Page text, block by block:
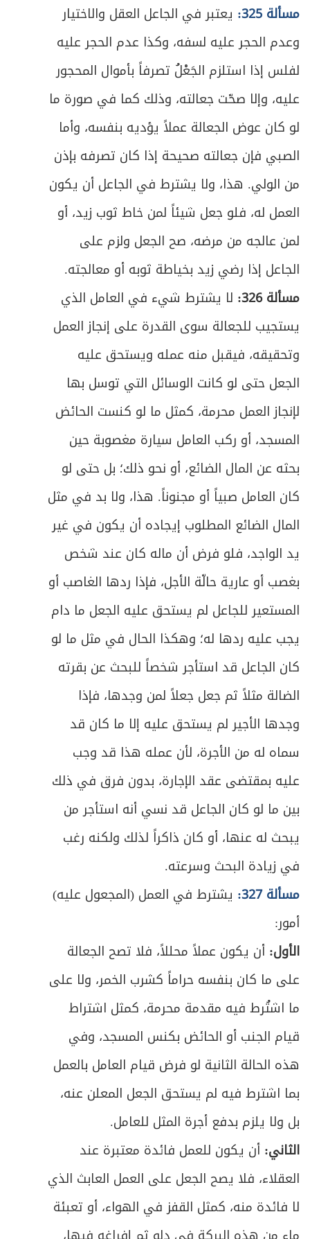
مسألة 325:
يعتبر في الجاعل العقل والاختيار
وعدم الحجر عليه لسفه، وكذا عدم الحجر عليه
لفلس إذا استلزم الجَعْلُ تصرفاً بأموال المحجور
عليه، وإلا صحّت جعالته، وذلك كما في صورة ما
لو كان عوض الجعالة عملاً يؤديه بنفسه، وأما
الصبي فإن جعالته صحيحة إذا كان تصرفه بإذن
من الولي. هذا، ولا يشترط في الجاعل أن يكون
العمل له، فلو جعل شيئاً لمن خاط ثوب زيد، أو
لمن عالجه من مرضه، صح الجعل ولزم على
الجاعل إذا رضي زيد بخياطة ثوبه أو معالجته.
مسألة 326:
لا يشترط شيء في العامل الذي
يستجيب للجعالة سوى القدرة على إنجاز العمل
وتحقيقه، فيقبل منه عمله ويستحق عليه
الجعل حتى لو كانت الوسائل التي توسل بها
لإنجاز العمل محرمة، كمثل ما لو كنست الحائض
المسجد، أو ركب العامل سيارة مغصوبة حين
بحثه عن المال الضائع، أو نحو ذلك؛ بل حتى لو
كان العامل صبياً أو مجنوناً. هذا، ولا بد في مثل
المال الضائع المطلوب إيجاده أن يكون في غير
يد الواجد، فلو فرض أن ماله كان عند شخص
بغصب أو عارية حالّة الأجل، فإذا ردها الغاصب أو
المستعير للجاعل لم يستحق عليه الجعل ما دام
يجب عليه ردها له؛ وهكذا الحال في مثل ما لو
كان الجاعل قد استأجر شخصاً للبحث عن بقرته
الضالة مثلاً ثم جعل جعلاً لمن وجدها، فإذا
وجدها الأجير لم يستحق عليه إلا ما كان قد
سماه له من الأجرة، لأن عمله هذا قد وجب
عليه بمقتضى عقد الإجارة، بدون فرق في ذلك
بين ما لو كان الجاعل قد نسي أنه استأجر من
يبحث له عنها، أو كان ذاكراً لذلك ولكنه رغب
في زيادة البحث وسرعته.
مسألة 327:
يشترط في العمل (المجعول عليه)
أمور:
الأول: أن يكون عملاً محللاً، فلا تصح الجعالة
على ما كان بنفسه حراماً كشرب الخمر، ولا على
ما اشتُرط فيه مقدمة محرمة، كمثل اشتراط
قيام الجنب أو الحائض بكنس المسجد، وفي
هذه الحالة الثانية لو فرض قيام العامل بالعمل
بما اشترط فيه لم يستحق الجعل المعلن عنه،
بل ولا يلزم بدفع أجرة المثل للعامل.
الثاني: أن يكون للعمل فائدة معتبرة عند
العقلاء، فلا يصح الجعل على العمل العابث الذي
لا فائدة منه، كمثل القفز في الهواء، أو تعبئة
ص
319 الفصل الثاني في الصدقة
ص
324 الباب الثاني في العارية
325 المبحث الأول ـ في صيغة وشروط عقد العارية
ص328 المبحث الثاني ـ في جواز العقد ولزومه
330
المبحث الثالث ـ في كيفية الاستفادة وأحكام
التلف
335
ص
339 المبحث الأول ـ في أقسام الوصية وصيغتها
ص المبحث الثاني ـ في شروط الموصي
347 المبحث الثالث ـ في الموصى له
ص
349 المبحث الرابع ـ في الموصى به
ص
350 المطلب الأول ـ في شروط الموصى به
351 المطلب الثاني ـ في مقدار الموصى به
ص
358 المطلب الثالث ـ في غموض الوصايا وتعارضها
361
المطلب الرابع ـ في حكم النماء والتلف
العارضين على التركة
363
المطلب الخامس ـ في الوصية بالولاية على
القاصر
ص
366 المطلب السادس ـ الوصية بالحرمان
367 المبحث الخامس- في الوصي
ص
368 المطلب الأول ـ في الشروط
ص
371 المطلب الثاني ـ في كيفية القيام بالوصية
ص
375
المطلب الثالث ـ في حكم فقدان الوصي
379 الباب الرابع في الوقف والحَبس
ص
381 الفصل الأول في الوقف
383 المبحث الأول ـ في أقسام الوقف وصيغته
384 المطلب الأول ـ في أقسام الوقف
ص المطلب الثاني ـ في أركان الوقف
393 المطلب الثالث ـ في أثر الوقف ولزومه
394 المطلب الرابع ـ في ما يثبت به الوقف
ص
395 المبحث الثاني ـ في الواقف
396 المبحث الثالث ـ في العين الموقوفة
ص
398 المبحث الرابع ـ في الموقوف عليه